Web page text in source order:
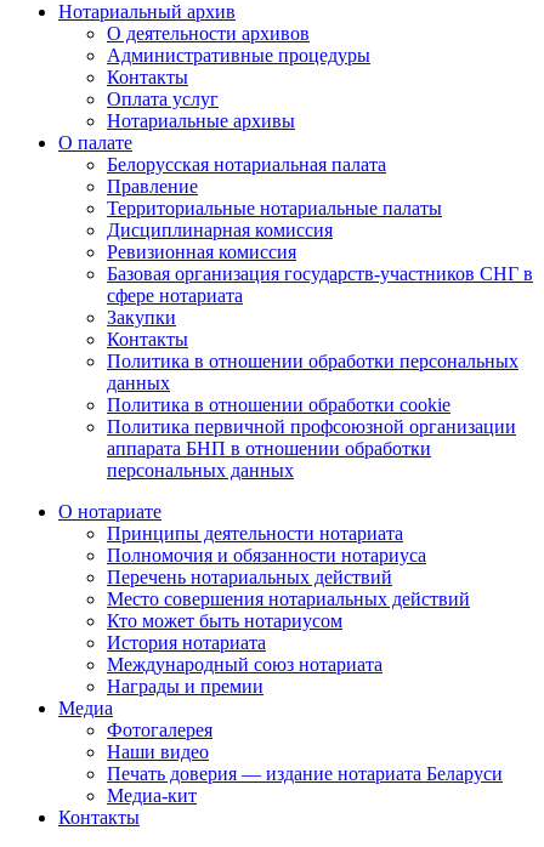
Нотариальный архив
О деятельности архивов
Административные процедуры
Контакты
Оплата услуг
Нотариальные архивы
О палате
Белорусская нотариальная палата
Правление
Территориальные нотариальные палаты
Дисциплинарная комиссия
Ревизионная комиссия
Базовая организация государств-участников СНГ в
сфере нотариата
Закупки
Контакты
Политика в отношении обработки персональных
данных
Политика в отношении обработки cookie
Политика первичной профсоюзной организации
аппарата БНП в отношении обработки
персональных данных
О нотариате
Принципы деятельности нотариата
Полномочия и обязанности нотариуса
Перечень нотариальных действий
Место совершения нотариальных действий
Кто может быть нотариусом
История нотариата
Международный союз нотариата
Награды и премии
Медиа
Фотогалерея
Наши видео
Печать доверия — издание нотариата Беларуси
Медиа-кит
Контакты